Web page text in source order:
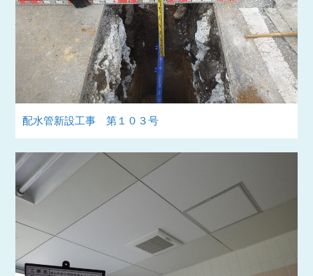
配水管新設工事 第１０３号